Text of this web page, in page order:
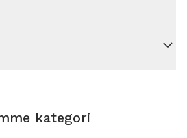
kategori